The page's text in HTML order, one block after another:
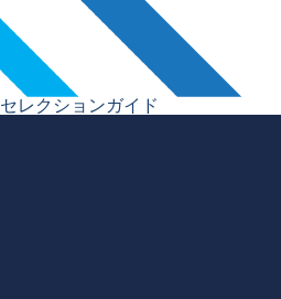
セレクションガイド